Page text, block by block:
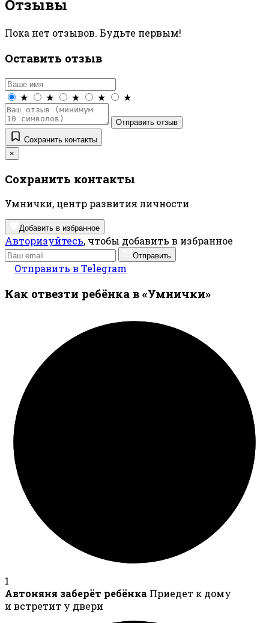
Отзывы
Пока нет отзывов. Будьте первым!
Оставить отзыв
★ ★ ★ ★ ★
Отправить отзыв
Сохранить контакты
×
Сохранить контакты
Умнички, центр развития личности
Добавить в избранное
Авторизуйтесь, чтобы добавить в избранное
Отправить
Отправить в Telegram
Как отвезти ребёнка в «Умнички»
1
Автоняня заберёт ребёнка Приедет к дому
и встретит у двери